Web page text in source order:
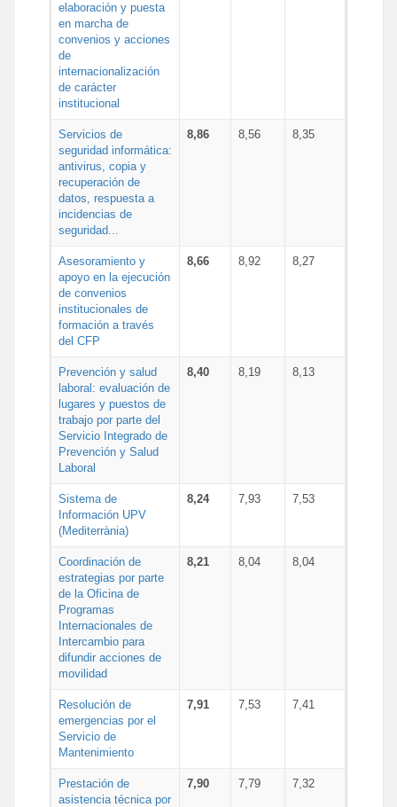
elaboración y puesta
en marcha de
convenios y acciones
de
internacionalización
de carácter
institucional
Servicios de
seguridad informática:
antivirus, copia y
recuperación de
datos, respuesta a
incidencias de
seguridad...
8,86 8,56 8,35
Asesoramiento y
apoyo en la ejecución
de convenios
institucionales de
formación a través
del CFP
8,66 8,92 8,27
Prevención y salud
laboral: evaluación de
lugares y puestos de
trabajo por parte del
Servicio Integrado de
Prevención y Salud
Laboral
8,40 8,19 8,13
Sistema de
Información UPV
(Mediterrània)
8,24 7,93 7,53
Coordinación de
estrategias por parte
de la Oficina de
Programas
Internacionales de
Intercambio para
difundir acciones de
movilidad
8,21 8,04 8,04
Resolución de
emergencias por el
Servicio de
Mantenimiento
7,91 7,53 7,41
Prestación de
asistencia técnica por
7,90 7,79 7,32